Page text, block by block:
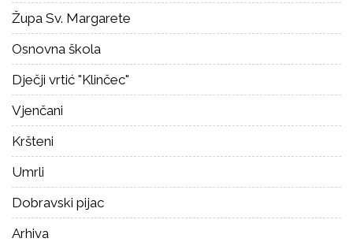
Župa Sv. Margarete
Osnovna škola
Dječji vrtić "Klinčec"
Vjenčani
Kršteni
Umrli
Dobravski pijac
Arhiva